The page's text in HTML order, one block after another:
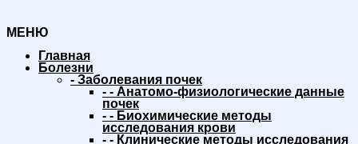
МЕНЮ
Главная
Болезни
- Заболевания почек
- - Анатомо-физиологические данные
почек
- - Биохимические методы
исследования крови
- - Клинические методы исследования